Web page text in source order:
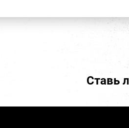
Ставь